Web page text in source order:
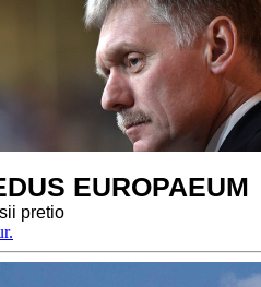
EUROPAEUM
pretio